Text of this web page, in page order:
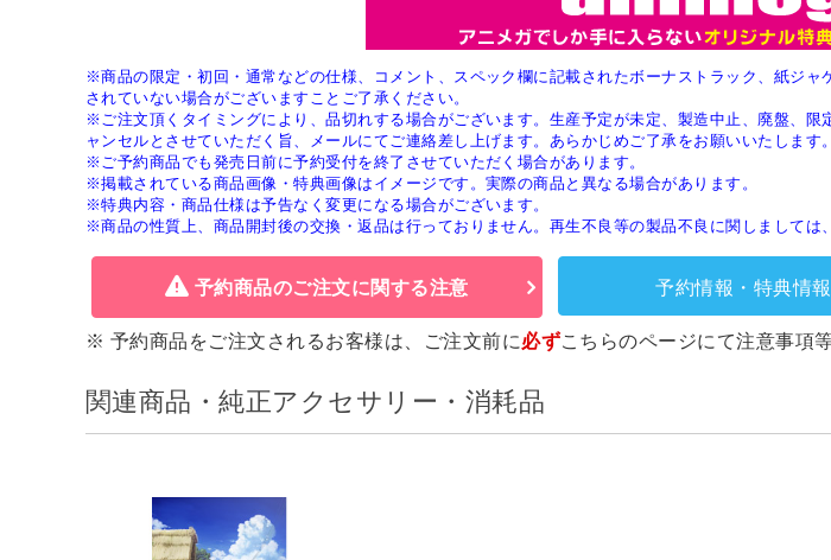
※商品の限定・初回・通常などの仕様、コメント、スペック欄に記載されたボーナストラック、紙ジ
されていない場合がございますことご了承ください。
※ご注文頂くタイミングにより、品切れする場合がございます。生産予定が未定、製造中止、廃盤、
ャンセルとさせていただく旨、メールにてご連絡差し上げます。あらかじめご了承をお願いいたします。
※ご予約商品でも発売日前に予約受付を終了させていただく場合があります。
※掲載されている商品画像・特典画像はイメージです。実際の商品と異なる場合があります。
※特典内容・商品仕様は予告なく変更になる場合がございます。
※商品の性質上、商品開封後の交換・返品は行っておりません。再生不良等の製品不良に関しましては
予約商品のご注文に関する注意 予約情報・特典情
※ 予約商品をご注文されるお客様は、ご注文前に必ずこちらのページにて注意事項
関連商品・純正アクセサリー・消耗品